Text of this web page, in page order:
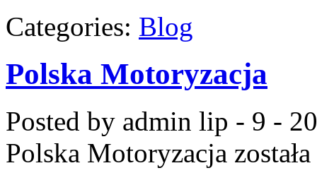
Categories: Blog
Polska Motoryzacja
Posted by admin lip - 9 -
Polska Motoryzacja